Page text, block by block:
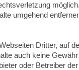
umgehend
Dritter, auf
auch keine
oder Betreiber